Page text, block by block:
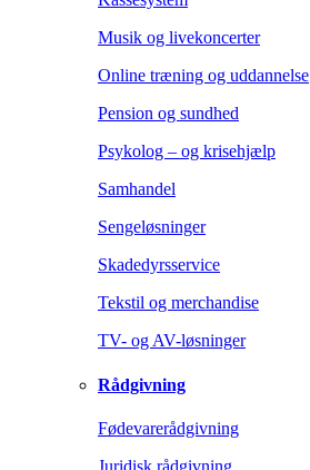
Musik og livekoncerter
Online træning og uddannelse
Pension og sundhed
Psykolog – og krisehjælp
Samhandel
Sengeløsninger
Skadedyrsservice
Tekstil og merchandise
TV- og AV-løsninger
Rådgivning
Fødevarerådgivning
Juridisk rådgivning